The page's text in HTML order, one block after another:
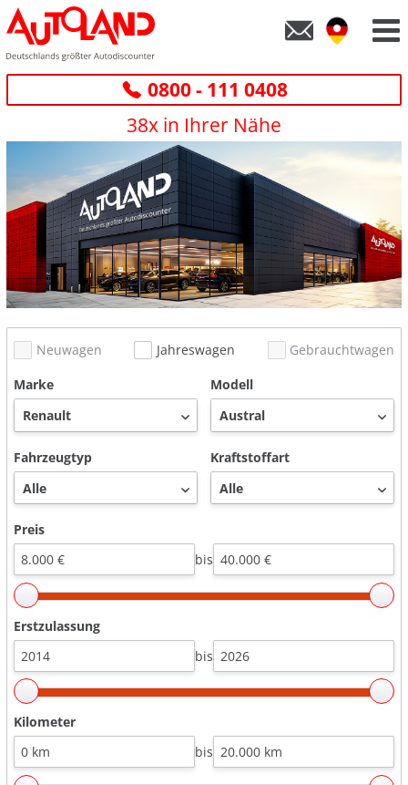
0800 - 111 0408
38x in Ihrer Nähe
Neuwagen Jahreswagen
Gebrauchtwagen
Marke
Modell
Fahrzeugtyp Kraftstoffart
Preis
bis
Erstzulassung
bis
Kilometer
bis